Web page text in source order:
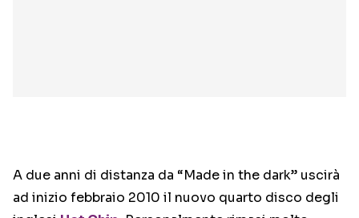
A due anni di distanza da “Made in the dark” uscirà
ad inizio febbraio 2010 il nuovo quarto disco degli